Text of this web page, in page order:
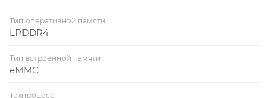
Тип оперативной памяти
LPDDR4
Тип встроенной памяти
eMMC
Техпроцесс